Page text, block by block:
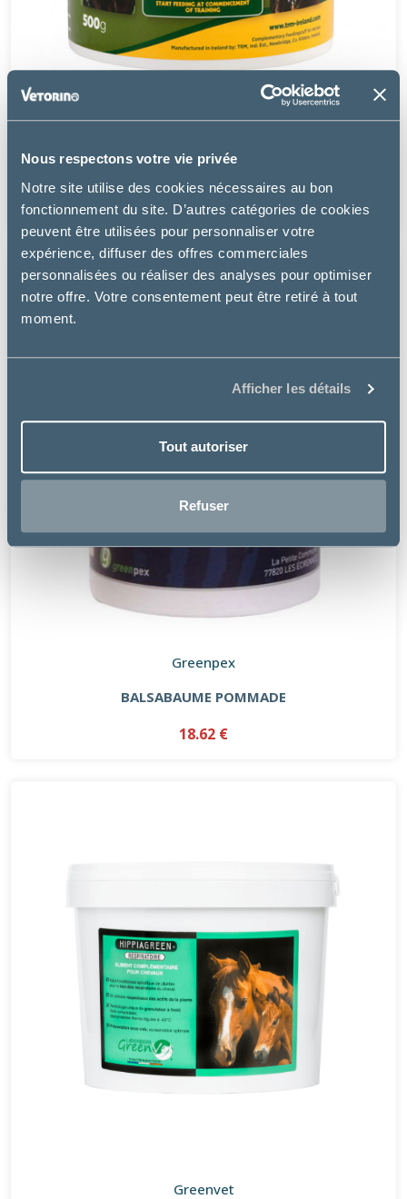
Nous respectons votre vie privée
Notre site utilise des cookies nécessaires au bon
fonctionnement du site. D’autres catégories de cookies
peuvent être utilisées pour personnaliser votre
expérience, diffuser des offres commerciales
personnalisées ou réaliser des analyses pour optimiser
notre offre. Votre consentement peut être retiré à tout
moment.
Afficher les détails
Tout autoriser
Refuser
HEMOREX
à partir de
41.67€
Greenpex
BALSABAUME POMMADE
18.62 €
Greenvet